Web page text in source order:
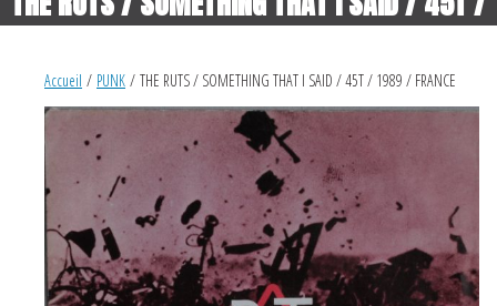
Accueil / PUNK / THE RUTS / SOMETHING THAT I SAID / 45T / 1989 / FRANCE